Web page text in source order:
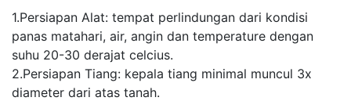
1.Persiapan Alat: tempat perlindungan dari kondisi
panas matahari, air, angin dan temperature dengan
suhu 20-30 derajat celcius.
2.Persiapan Tiang: kepala tiang minimal muncul 3x
diameter dari atas tanah.